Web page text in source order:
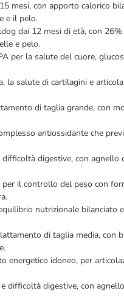
mesi, con apporto calorico
e il pelo.
dai 12 mesi di età, con
e pelo.
per la salute del cuore,
la salute di cartilagini e
di taglia grande, con
antiossidante che
digestive, con agnello
il controllo del peso con
nutrizionale bilanciato
di taglia media, con
energetico idoneo, per
difficoltà digestive, con